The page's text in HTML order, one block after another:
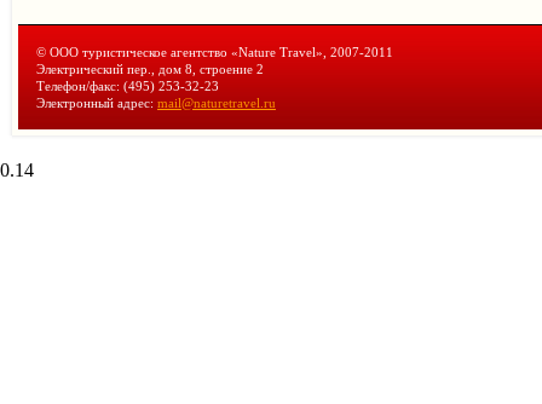
© ООО туристическое агентство «Nature Travel», 2007-2011
Электрический пер., дом 8, строение 2
Телефон/факс: (495) 253-32-23
Электронный адрес: mail@naturetravel.ru
0.14